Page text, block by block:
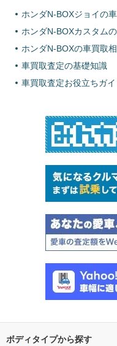
ホンダN-BOXジョイの
ホンダN-BOXカスタム
ホンダN-BOXの車買取
車買取査定の基礎知識
車買取査定お役立ちガイ
ボディタイプから探す